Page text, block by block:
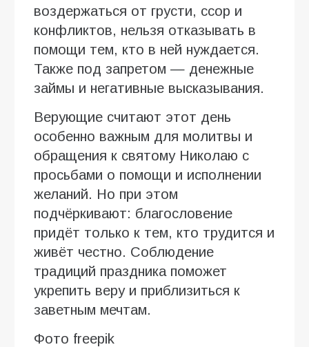
воздержаться от грусти, ссор и
конфликтов, нельзя отказывать в
помощи тем, кто в ней нуждается.
Также под запретом — денежные
займы и негативные высказывания.
Верующие считают этот день
особенно важным для молитвы и
обращения к святому Николаю с
просьбами о помощи и исполнении
желаний. Но при этом
подчёркивают: благословение
придёт только к тем, кто трудится и
живёт честно. Соблюдение
традиций праздника поможет
укрепить веру и приблизиться к
заветным мечтам.
Фото freepik